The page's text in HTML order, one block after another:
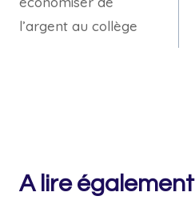
l’article
l’argent au collège
A lire également